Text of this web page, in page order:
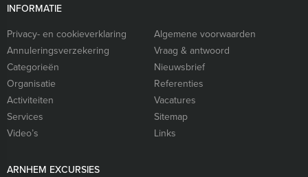
INFORMATIE
Privacy- en cookieverklaring
Algemene voorwaarden
Annuleringsverzekering
Vraag & antwoord
Categorieën
Nieuwsbrief
Organisatie
Referenties
Activiteiten
Vacatures
Services
Sitemap
Video’s
Links
ARNHEM EXCURSIES